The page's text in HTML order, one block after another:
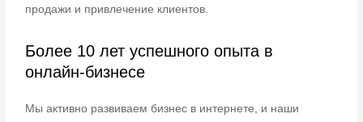
продажи и привлечение клиентов.
Более 10 лет успешного опыта в
онлайн-бизнесе
Мы активно развиваем бизнес в интернете, и наши